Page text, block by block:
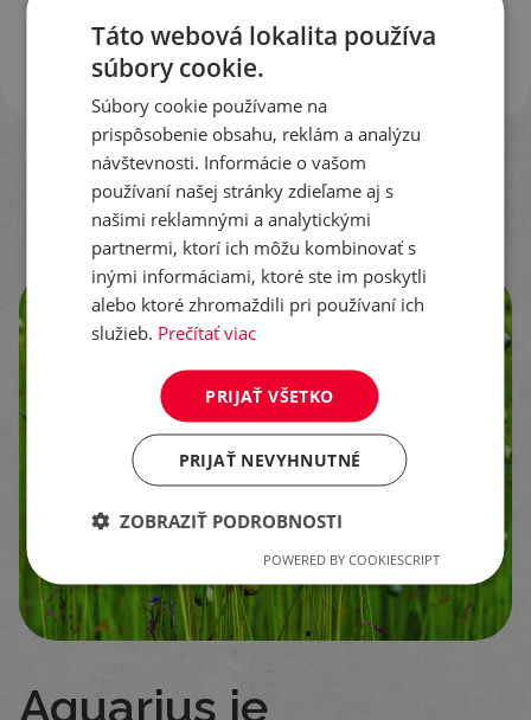
NÍZKA 56,2 % VYSOKÁ
Aquarius je
Táto webová lokalita používa
súbory cookie.
Súbory cookie používame na
prispôsobenie obsahu, reklám a analýzu
návštevnosti. Informácie o vašom
používaní našej stránky zdieľame aj s
našimi reklamnými a analytickými
partnermi, ktorí ich môžu kombinovať s
inými informáciami, ktoré ste im poskytli
alebo ktoré zhromaždili pri používaní ich
služieb. Prečítať viac
PRIJAŤ VŠETKO
PRIJAŤ NEVYHNUTNÉ
ZOBRAZIŤ PODROBNOSTI
POWERED BY COOKIESCRIPT